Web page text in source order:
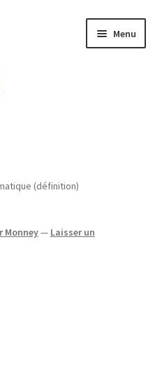
Menu
(définition)
Monney— Laisser un